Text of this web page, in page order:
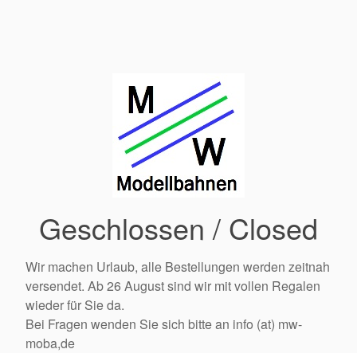
Geschlossen / Closed
Wir machen Urlaub, alle Bestellungen werden zeitnah
versendet. Ab 26 August sind wir mit vollen Regalen
wieder für Sie da.
Bei Fragen wenden Sie sich bitte an info (at) mw-
moba,de